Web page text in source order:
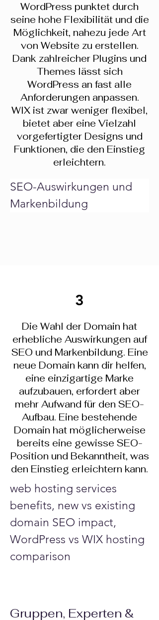
WordPress punktet durch
seine hohe Flexibilität und die
Möglichkeit, nahezu jede Art
von Website zu erstellen.
Dank zahlreicher Plugins und
Themes lässt sich
WordPress an fast alle
Anforderungen anpassen.
WIX ist zwar weniger flexibel,
bietet aber eine Vielzahl
vorgefertigter Designs und
Funktionen, die den Einstieg
erleichtern.
SEO-Auswirkungen und
Markenbildung
3
Die Wahl der Domain hat
erhebliche Auswirkungen auf
SEO und Markenbildung. Eine
neue Domain kann dir helfen,
eine einzigartige Marke
aufzubauen, erfordert aber
mehr Aufwand für den SEO-
Aufbau. Eine bestehende
Domain hat möglicherweise
bereits eine gewisse SEO-
Position und Bekanntheit, was
den Einstieg erleichtern kann.
web hosting services
benefits, new vs existing
domain SEO impact,
WordPress vs WIX hosting
comparison
Gruppen, Experten &